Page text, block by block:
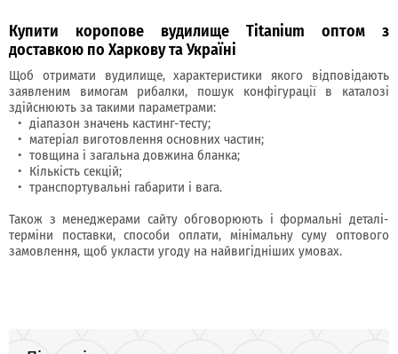
Купити коропове вудилище Titanium оптом з
доставкою по Харкову та Україні
Щоб отримати вудилище, характеристики якого відповідають
заявленим вимогам рибалки, пошук конфігурації в каталозі
здійснюють за такими параметрами:
діапазон значень кастинг-тесту;
матеріал виготовлення основних частин;
товщина і загальна довжина бланка;
Кількість секцій;
транспортувальні габарити і вага.
Також з менеджерами сайту обговорюють і формальні деталі-
терміни поставки, способи оплати, мінімальну суму оптового
замовлення, щоб укласти угоду на найвигідніших умовах.